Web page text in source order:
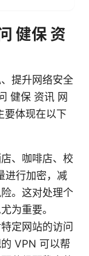
健保 资
提升网络安全
健保 资讯 网
要体现在以下
、咖啡店、校
进行加密，减
。这对处理个
为重要。
定网站的访问
VPN 可以帮